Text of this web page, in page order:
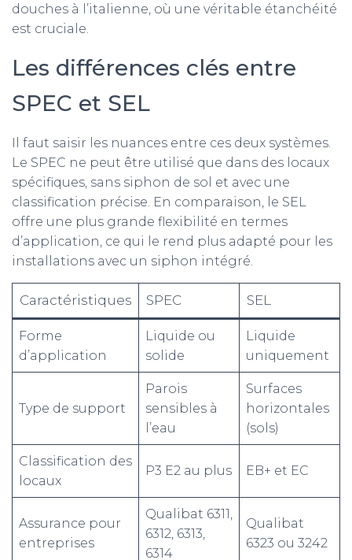
douches à l’italienne, où une véritable étanchéité
est cruciale.
Les différences clés entre
SPEC et SEL
Il faut saisir les nuances entre ces deux systèmes.
Le SPEC ne peut être utilisé que dans des locaux
spécifiques, sans siphon de sol et avec une
classification précise. En comparaison, le SEL
offre une plus grande flexibilité en termes
d’application, ce qui le rend plus adapté pour les
installations avec un siphon intégré.
Caractéristiques SPEC SEL
Forme
d’application
Liquide ou
solide
Liquide
uniquement
Type de support
Parois
sensibles à
l’eau
Surfaces
horizontales
(sols)
Classification des
locaux
P3 E2 au plus EB+ et EC
Assurance pour
entreprises
Qualibat 6311,
6312, 6313,
6314
Qualibat
6323 ou 3242